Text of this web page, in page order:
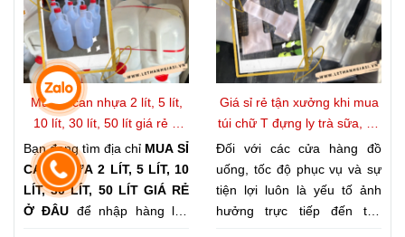
giúp món ăn được sắp xếp
gọn gàng, thuận tiện khi vận
chuyển và giữ được hình
thức hấp dẫn khi đến tay
khách hàng. Đó cũng là lý
do nhiều quán ăn, nhà hàng
và bếp ăn tập thể lựa chọn
NHẬP KHAY NHỰA ĐỰNG
CƠM 3 NGĂN, 4 NGĂN, 5
NGĂN GIÁ KHOnhằm chủ
động nguồn cung, tối ưu chi
chỉ giúp tối ưu chi phí, nguồn
cung trực tiếp còn đảm bảo
giá thành cạnh tranh, chất
lượng ổn định và khả năng
lớn. Là đơn vị chuyên cung
cấp đồ nhựa dùng một lần
có tiếng, Công ty Lê Thanh
luôn duy trì kho hàng phong
phú, đa dạng mẫu mã, sẵn
sàng đáp ứng nhu cầu nhập
Mua sỉ can nhựa 2 lít, 5 lít,
10 lít, 30 lít, 50 lít giá rẻ ở
đâu?
Bạn đang tìm địa chỉ MUA SỈ
CAN NHỰA 2 LÍT, 5 LÍT, 10
LÍT, 30 LÍT, 50 LÍT GIÁ RẺ
Ở ĐÂU để nhập hàng lâu
Giá sỉ rẻ tận xưởng khi mua
túi chữ T đựng ly trà sữa, cà
phê, nước ép
Đối với các cửa hàng đồ
uống, tốc độ phục vụ và sự
tiện lợi luôn là yếu tố ảnh
hưởng trực tiếp đến trải